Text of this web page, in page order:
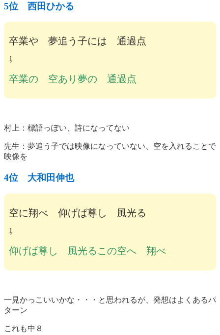
5位 西田ひかる
卒業や 夢追う子には 通過点
⇩
卒業の 空あり夢の 通過点
村上：標語っぽい、詩になってない
先生：夢追う子では映像になっていない、空を入れることで
映像を
4位 大和田伸也
空に翔べ 仰げば尊し 風光る
⇩
仰げば尊し 風光るこの空へ 翔べ
一見かっこいいかな・・・と思われるが、発想はよくあるパ
ターン
これも中８